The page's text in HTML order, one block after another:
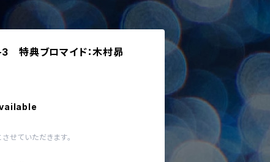
特典ブロマイド：木村昴
せていただきます。